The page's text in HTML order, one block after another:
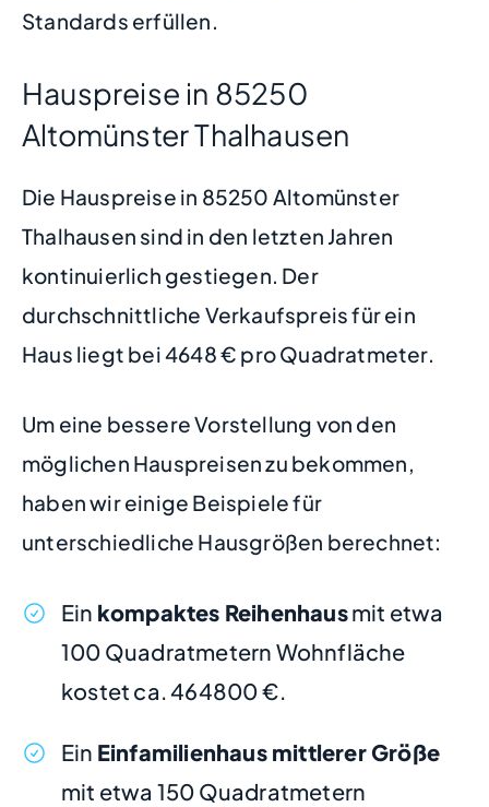
Standards erfüllen.
Hauspreise in 85250
Altomünster Thalhausen
Die Hauspreise in 85250 Altomünster
Thalhausen sind in den letzten Jahren
kontinuierlich gestiegen. Der
durchschnittliche Verkaufspreis für ein
Haus liegt bei 4648 € pro Quadratmeter.
Um eine bessere Vorstellung von den
möglichen Hauspreisen zu bekommen,
haben wir einige Beispiele für
unterschiedliche Hausgrößen berechnet:
Ein kompaktes Reihenhausmit etwa
100 Quadratmetern Wohnfläche
kostet ca. 464800 €.
Ein Einfamilienhaus mittlerer Größe
mit etwa 150 Quadratmetern